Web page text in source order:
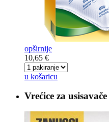
opširnije
10,65 €
u košaricu
Vrećice za usisavače